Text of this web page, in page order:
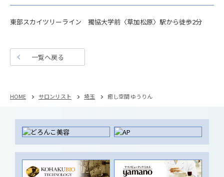
東部スカイツリーライン 獨協大学前〈草加松原〉駅から徒歩2分
一覧へ戻る
HOME サロンリスト 埼玉 癒し空間 ゆうりん